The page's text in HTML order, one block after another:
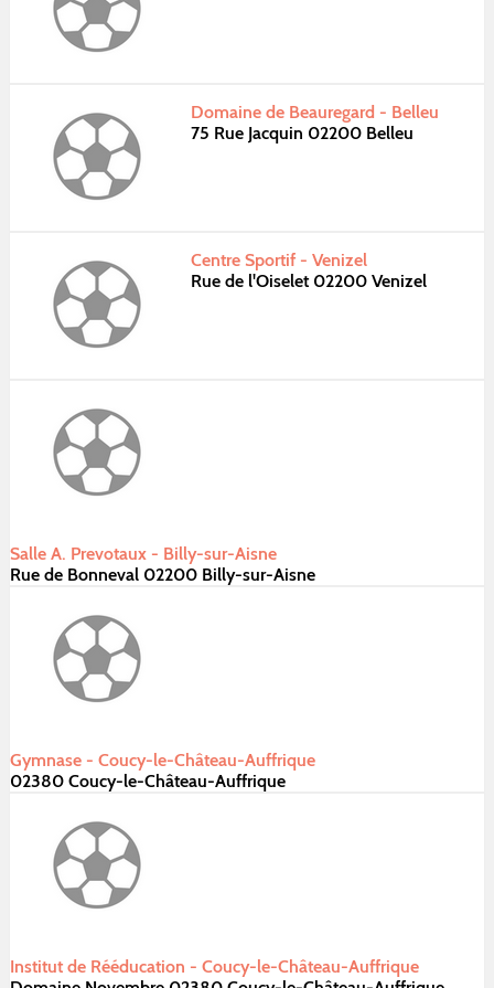
Domaine de Beauregard - Belleu
75 Rue Jacquin 02200 Belleu
Centre Sportif - Venizel
Rue de l'Oiselet 02200 Venizel
Salle A. Prevotaux - Billy-sur-Aisne
Rue de Bonneval 02200 Billy-sur-Aisne
Gymnase - Coucy-le-Château-Auffrique
02380 Coucy-le-Château-Auffrique
Institut de Rééducation - Coucy-le-Château-Auffrique